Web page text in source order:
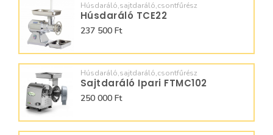
Húsdaráló,sajtdaráló,csontfűrész
Húsdaráló TCE22
237 500 Ft
Húsdaráló,sajtdaráló,csontfűrész
Sajtdaráló Ipari FTMC102
250 000 Ft